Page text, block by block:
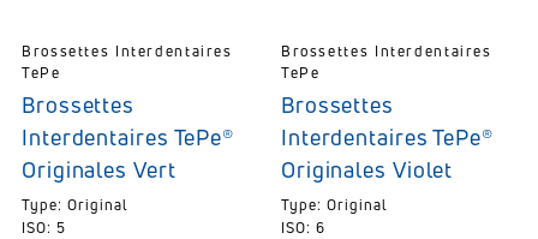
Brossettes Interdentaires
TePe
Brossettes
Interdentaires TePe®
Originales Vert
Type: Original
ISO: 5
Brossettes Interdentaires
TePe
Brossettes
Interdentaires TePe®
Originales Violet
Type: Original
ISO: 6